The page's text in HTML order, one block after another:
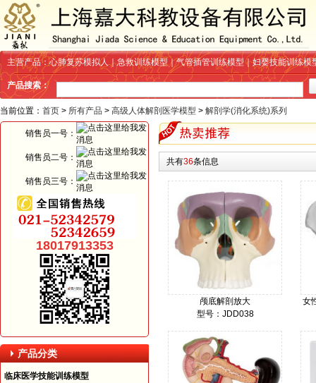
主营产品：心肺复苏模拟人｜急救训练模型｜气管插管训练模型｜妇婴技能训练模
产品搜索：
当前位置： 首页 > 所有产品 > 高级人体解剖医学模型 > 解剖学(消化系统)系列
共有36条信息
颅底解剖放大
型号：JDD038
女
销售员一号：
销售员二号：
销售员三号：
18017913353
产品分类
临床医学技能训练模型